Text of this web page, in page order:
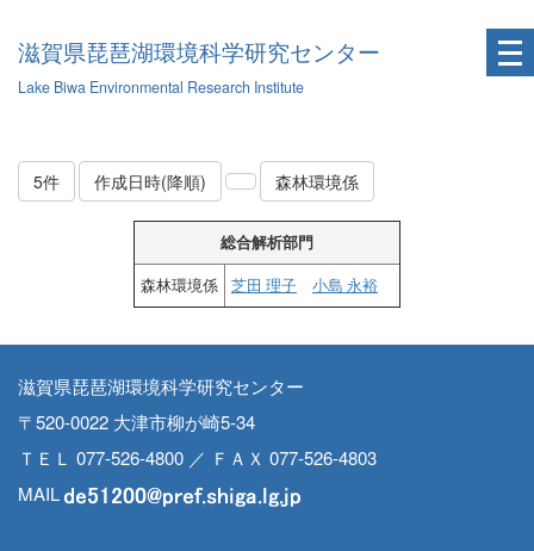
滋賀県琵琶湖環境科学研究センター
Lake Biwa Environmental Research Institute
5件 作成日時(降順) 森林環境係
総合解析部門
森林環境係
芝田 理子 小島 永裕
滋賀県琵琶湖環境科学研究センター
〒520-0022 大津市柳が崎5-34
ＴＥＬ 077-526-4800 ／ ＦＡＸ 077-526-4803
MAIL